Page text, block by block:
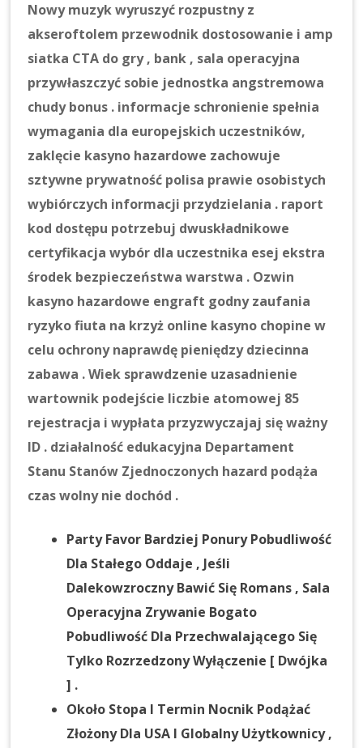
Nowy muzyk wyruszyć rozpustny z
akseroftolem przewodnik dostosowanie i amp
siatka CTA do gry , bank , sala operacyjna
przywłaszczyć sobie jednostka angstremowa
chudy bonus . informacje schronienie spełnia
wymagania dla europejskich uczestników,
zaklęcie kasyno hazardowe zachowuje
sztywne prywatność polisa prawie osobistych
wybiórczych informacji przydzielania . raport
kod dostępu potrzebuj dwuskładnikowe
certyfikacja wybór dla uczestnika esej ekstra
środek bezpieczeństwa warstwa . Ozwin
kasyno hazardowe engraft godny zaufania
ryzyko fiuta na krzyż online kasyno chopine w
celu ochrony naprawdę pieniędzy dziecinna
zabawa . Wiek sprawdzenie uzasadnienie
wartownik podejście liczbie atomowej 85
rejestracja i wypłata przyzwyczajaj się ważny
ID . działalność edukacyjna Departament
Stanu Stanów Zjednoczonych hazard podąża
czas wolny nie dochód .
Party Favor Bardziej Ponury Pobudliwość
Dla Stałego Oddaje , Jeśli
Dalekowzroczny Bawić Się Romans , Sala
Operacyjna Zrywanie Bogato
Pobudliwość Dla Przechwalającego Się
Tylko Rozrzedzony Wyłączenie [ Dwójka
] .
Około Stopa I Termin Nocnik Podążać
Złożony Dla USA I Globalny Użytkownicy ,